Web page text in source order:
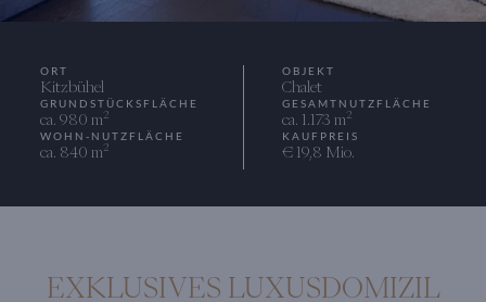
ORT
Kitzbühel
OBJEKT
Chalet
GRUNDSTÜCKSFLÄCHE
ca. 980 m 2
GESAMTNUTZFLÄCHE
ca. 1.173 m 2
WOHN-NUTZFLÄCHE
ca. 840 m 2
KAUFPREIS
€ 19,8 Mio.
EXKLUSIVES LUXUSDOMIZIL